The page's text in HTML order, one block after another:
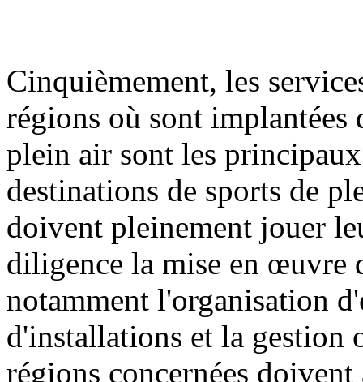
Cinquièmement, les
régions où sont implantées
plein air sont les
destinations de sports de
doivent pleinement jouer
diligence la mise en œuvre
notamment l'organisation
d'installations et la gestion
régions concernées